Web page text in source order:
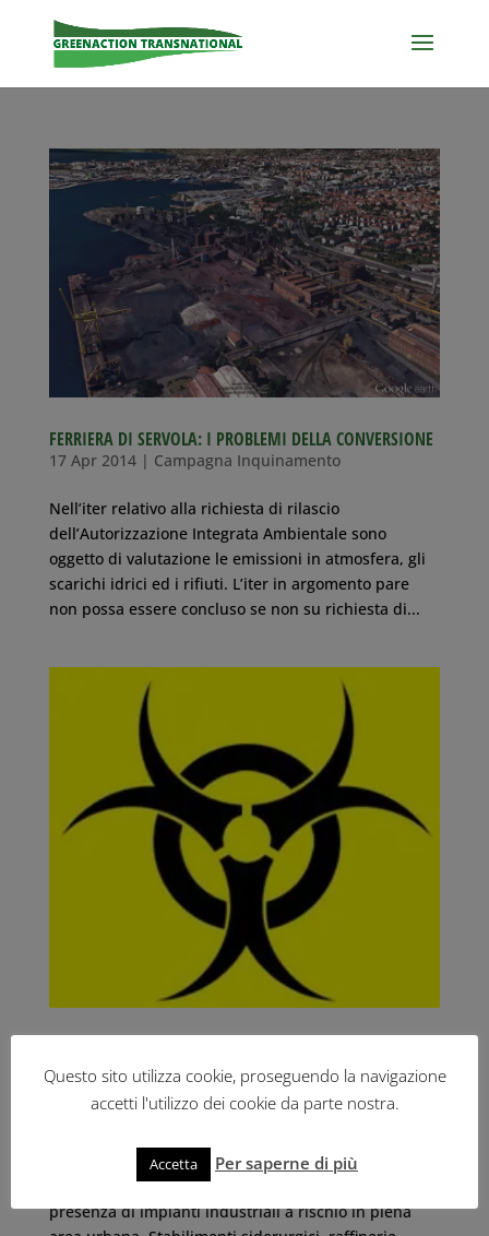
FERRIERA DI SERVOLA: I PROBLEMI DELLA CONVERSIONE
17 Apr 2014| Campagna Inquinamento
Nell’iter relativo alla richiesta di rilascio
dell’Autorizzazione Integrata Ambientale sono
oggetto di valutazione le emissioni in atmosfera, gli
scarichi idrici ed i rifiuti. L’iter in argomento pare
non possa essere concluso se non su richiesta di...
ECOTOSSICITÀ: IL PERICOLO DELLE DIOSSINE
6 Mar 2012 |Campagna Inquinamento
dell’inquinamento ambientale di Taranto e Trieste è
per molti aspetti simile. Due città-porto con forte
presenza di impianti industriali a rischio in piena
Questo sito utilizza cookie, proseguendo la navigazione
accetti l'utilizzo dei cookie da parte nostra.
Accetta Per saperne di più